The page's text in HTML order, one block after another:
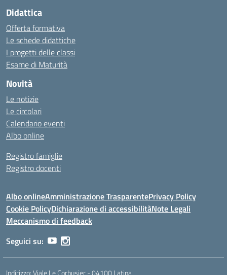
Didattica
Offerta formativa
Le schede didattiche
I progetti delle classi
Esame di Maturità
Novità
Le notizie
Le circolari
Calendario eventi
Albo online
Registro famiglie
Registro docenti
Albo onlineAmministrazione TrasparentePrivacy Policy
Cookie PolicyDichiarazione di accessibilitàNote Legali
Meccanismo di feedback
Seguici su:
Indirizzo:Viale Le Corbusier - 04100 Latina